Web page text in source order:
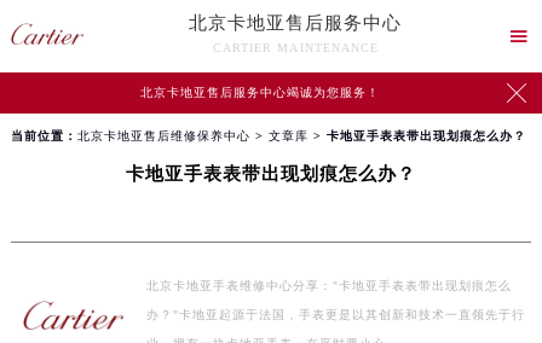
北京卡地亚售后服务中心
CARTIER MAINTENANCE

北京卡地亚售后服务中心竭诚为您服务！ 
当前位置： 北京卡地亚售后维修保养中心 > 文章库 > 卡地亚手表表带出现划痕怎么办？
卡地亚手表表带出现划痕怎么办？
北京卡地亚手表维修中心分享："卡地亚手表表带出现划痕怎么
办？"卡地亚起源于法国，手表更是以其创新和技术一直领先于行